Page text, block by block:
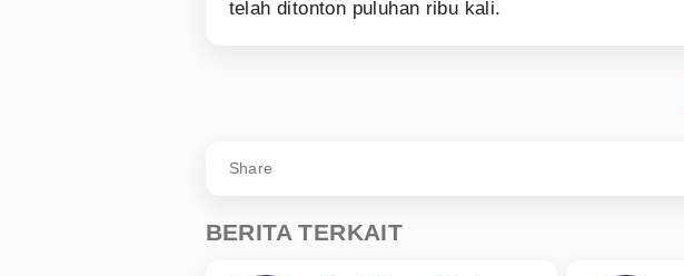
telah ditonton puluhan ribu kali.
Share
BERITA TERKAIT